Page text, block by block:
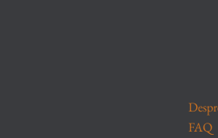
FAQ